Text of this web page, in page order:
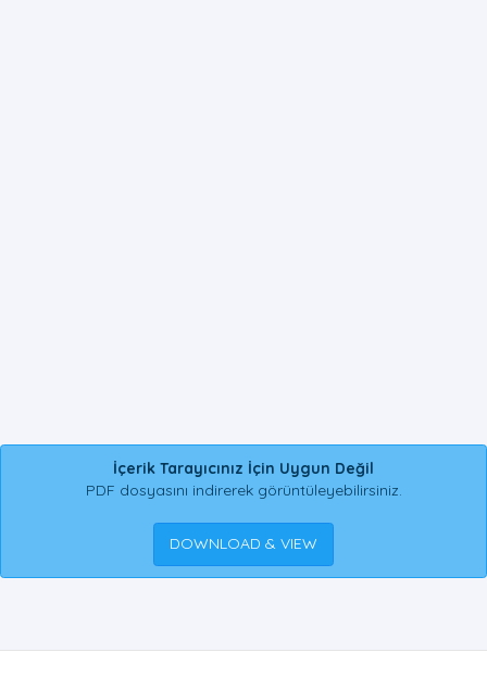
İçerik Tarayıcınız İçin Uygun Değil
PDF dosyasını indirerek görüntüleyebilirsiniz.
DOWNLOAD & VIEW